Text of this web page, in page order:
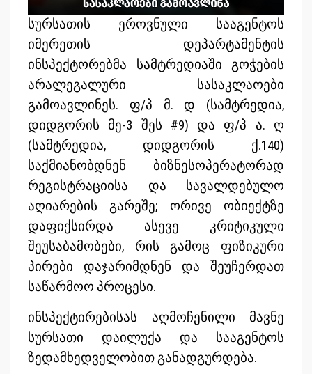
სურსათის ეროვნული სააგენტოს
იმერეთის დეპარტამენტის
ინსპექტორებმა სამტრედიაში გოჭების
არალეგალური სასაკლაოები
გამოავლინეს. ფ/პ მ. დ (სამტრედია,
დიდგორის მე-3 შეს #9) და ფ/პ ა. ღ
(სამტრედია, დიდგორის ქ.140)
საქმიანობდნენ ბიზნესოპერატორად
რეგისტრაციისა და სავალდებულო
აღიარების გარეშე; ორივე ობიექტზე
დაფიქსირდა ასევე კრიტიკული
შეუსაბამობები, რის გამოც ფიზიკური
პირები დაჯარიმდნენ და შეუჩერდათ
საწარმოო პროცესი.
ინსპექტირებისას აღმოჩენილი მავნე
სურსათი დაილუქა და სააგენტოს
ზედამხედველობით განადგურდება.